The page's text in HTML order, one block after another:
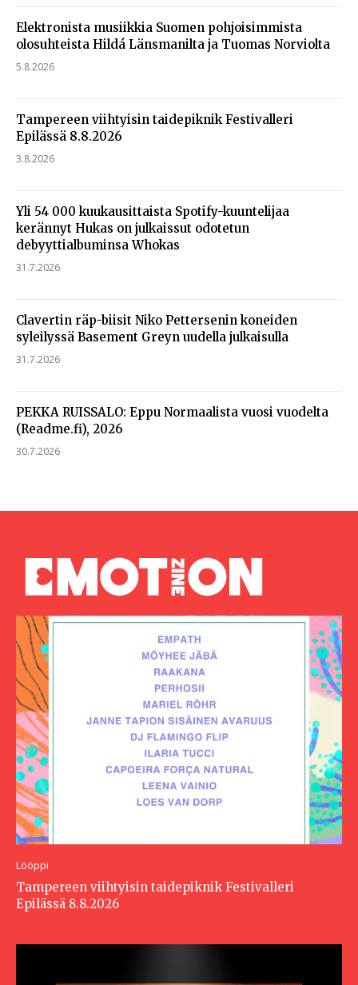
Elektronista musiikkia Suomen pohjoisimmista
olosuhteista Hildá Länsmanilta ja Tuomas Norviolta
5.8.2026
Tampereen viihtyisin taidepiknik Festivalleri
Epilässä 8.8.2026
3.8.2026
Yli 54 000 kuukausittaista Spotify-kuuntelijaa
kerännyt Hukas on julkaissut odotetun
debyyttialbuminsa Whokas
31.7.2026
Clavertin räp-biisit Niko Pettersenin koneiden
syleilyssä Basement Greyn uudella julkaisulla
31.7.2026
PEKKA RUISSALO: Eppu Normaalista vuosi vuodelta
(Readme.fi), 2026
30.7.2026
Lööppi
Tampereen viihtyisin taidepiknik Festivalleri
Epilässä 8.8.2026